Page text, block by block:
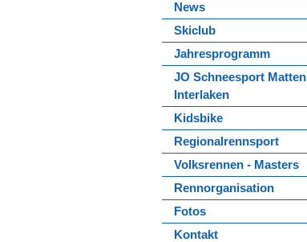
News
Skiclub
Jahresprogramm
JO Schneesport Matten
Interlaken
Kidsbike
Regionalrennsport
Volksrennen - Masters
Rennorganisation
Fotos
Kontakt